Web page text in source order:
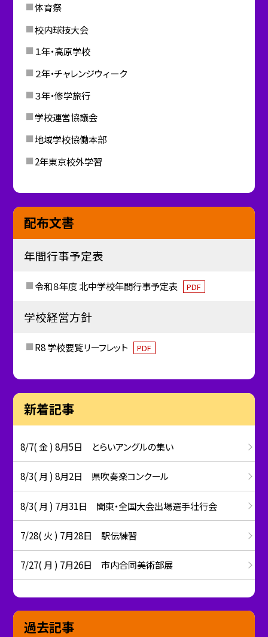
体育祭
校内球技大会
１年・高原学校
２年・チャレンジウィーク
３年・修学旅行
学校運営協議会
地域学校協働本部
2年東京校外学習
配布文書
年間行事予定表
令和８年度 北中学校年間行事予定表 PDF
学校経営方針
R8 学校要覧リーフレット PDF
新着記事
8/7( 金 ) 8月5日 とらいアングルの集い
8/3( 月 ) 8月2日 県吹奏楽コンクール
8/3( 月 ) 7月31日 関東・全国大会出場選手壮行会
7/28( 火 ) 7月28日 駅伝練習
7/27( 月 ) 7月26日 市内合同美術部展
過去記事